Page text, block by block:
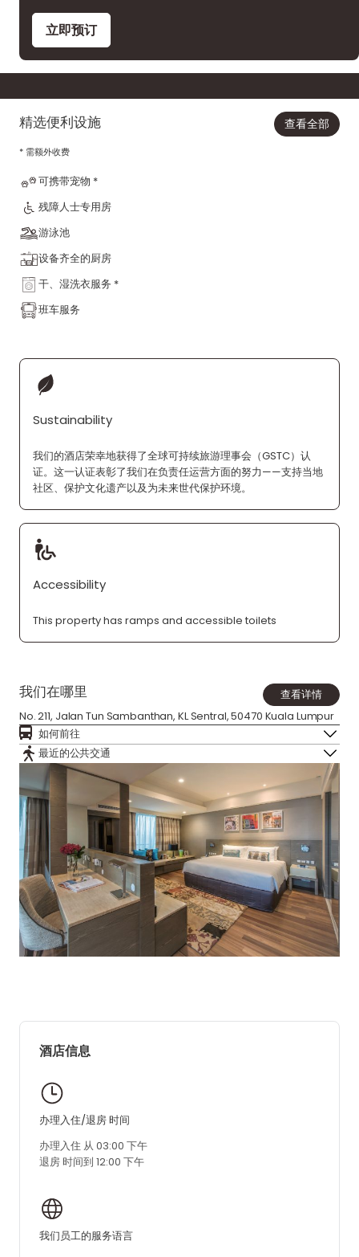
立即预订
精选便利设施
* 需额外收费
查看全部
可携带宠物 *
残障人士专用房
游泳池
设备齐全的厨房
干、湿洗衣服务 *
班车服务
Sustainability
我们的酒店荣幸地获得了全球可持续旅游理事会（GSTC）认
证。这一认证表彰了我们在负责任运营方面的努力——支持当地
社区、保护文化遗产以及为未来世代保护环境。
Accessibility
This property has ramps and accessible toilets
我们在哪里
查看详情
No. 211, Jalan Tun Sambanthan, KL Sentral, 50470 Kuala Lumpur
如何前往
最近的公共交通
酒店信息
办理入住/退房 时间
办理入住 从 03:00 下午
退房 时间到 12:00 下午
我们员工的服务语言